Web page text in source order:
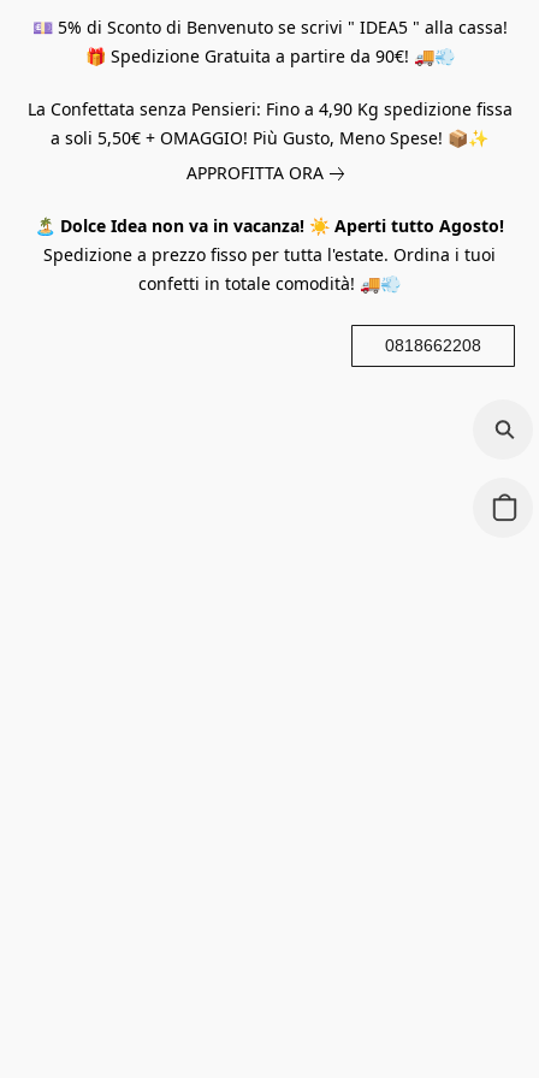
💷 5% di Sconto di Benvenuto se scrivi " IDEA5 " alla cassa!
🎁 Spedizione Gratuita a partire da 90€! 🚚💨
La Confettata senza Pensieri: Fino a 4,90 Kg spedizione fissa
a soli 5,50€ + OMAGGIO! Più Gusto, Meno Spese! 📦✨
APPROFITTA ORA
🏝️ Dolce Idea non va in vacanza! ☀️ Aperti tutto Agosto!
Spedizione a prezzo fisso per tutta l'estate. Ordina i tuoi
confetti in totale comodità! 🚚💨
0818662208